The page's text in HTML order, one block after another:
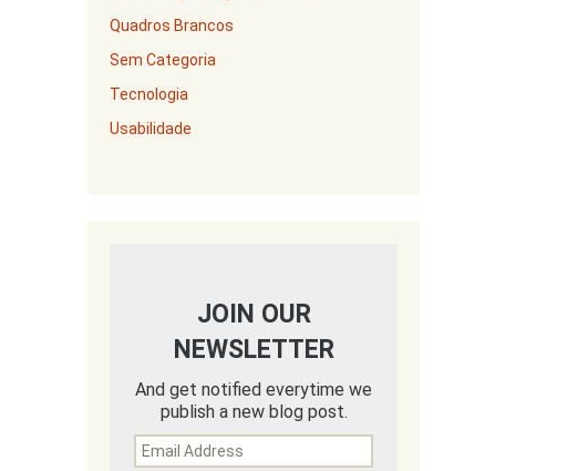
Quadros Brancos
Sem Categoria
Tecnologia
Usabilidade
JOIN OUR
NEWSLETTER
And get notified everytime we
publish a new blog post.